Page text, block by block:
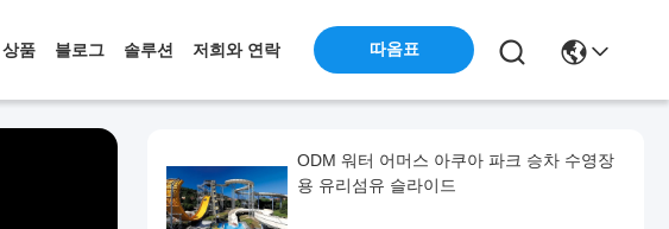
상품 블로그 솔루션 저희와 연락 따옴표
ODM 워터 어머스 아쿠아 파크 승차 수영장
용 유리섬유 슬라이드